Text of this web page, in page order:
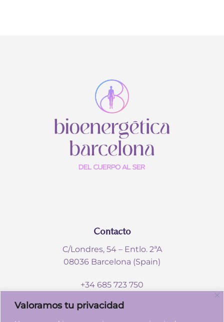
Valoramos tu privacidad
Contacto
C/Londres, 54 – Entlo. 2ªA
08036 Barcelona (Spain)
+34 685 723 750